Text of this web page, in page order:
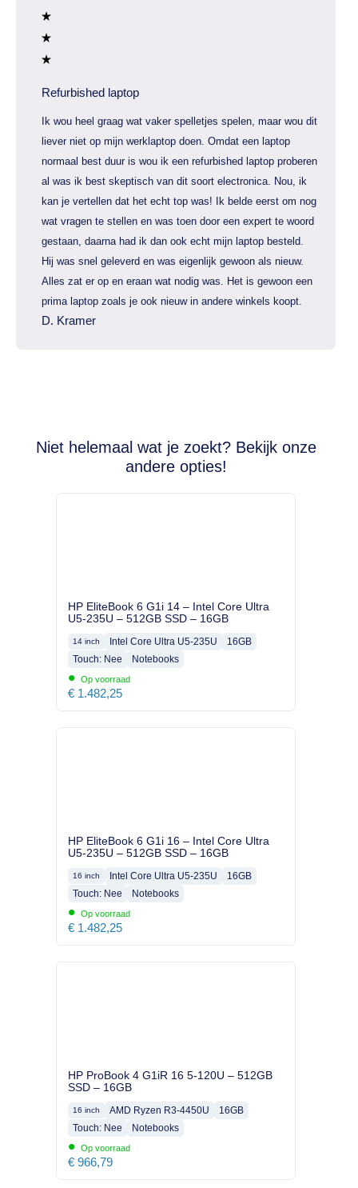
Refurbished laptop
Ik wou heel graag wat vaker spelletjes spelen, maar wou dit
liever niet op mijn werklaptop doen. Omdat een laptop
normaal best duur is wou ik een refurbished laptop proberen
al was ik best skeptisch van dit soort electronica. Nou, ik
kan je vertellen dat het echt top was! Ik belde eerst om nog
wat vragen te stellen en was toen door een expert te woord
gestaan, daarna had ik dan ook echt mijn laptop besteld.
Hij was snel geleverd en was eigenlijk gewoon als nieuw.
Alles zat er op en eraan wat nodig was. Het is gewoon een
prima laptop zoals je ook nieuw in andere winkels koopt.
D. Kramer
Niet helemaal wat je zoekt? Bekijk onze
andere opties!
HP EliteBook 6 G1i 14 – Intel Core Ultra
U5-235U – 512GB SSD – 16GB
14 inch Intel Core Ultra U5-235U
16GB
Touch: Nee
Notebooks
• Op voorraad
€ 1.482,25
HP EliteBook 6 G1i 16 – Intel Core Ultra
U5-235U – 512GB SSD – 16GB
16 inch Intel Core Ultra U5-235U
16GB
Touch: Nee
Notebooks
• Op voorraad
€ 1.482,25
HP ProBook 4 G1iR 16 5-120U – 512GB
SSD – 16GB
16 inch AMD Ryzen R3-4450U
16GB
Touch: Nee
Notebooks
• Op voorraad
€ 966,79